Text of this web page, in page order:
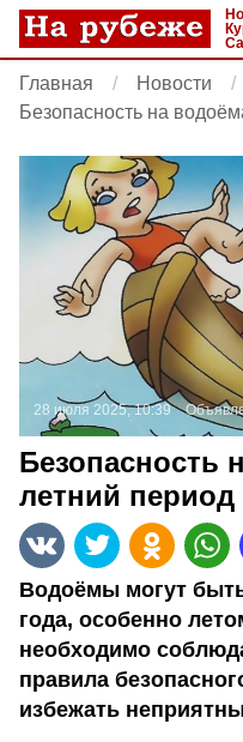
Главная Новости
Безопасность на
28 июля 2025, 10:39
Безопасность
летний период
Водоёмы могут
года, особенно
необходимо
правила
избежать